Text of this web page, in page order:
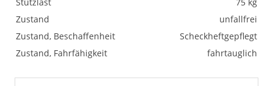
Zustand
unfallfrei
Zustand, Beschaffenheit
Scheckheftgepflegt
Zustand, Fahrfähigkeit
fahrtauglich